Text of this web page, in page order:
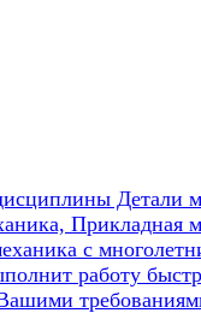
Детали
Прикладная
с
работу